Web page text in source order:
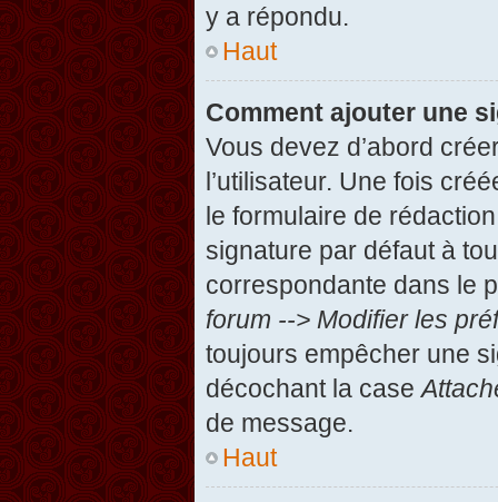
y a répondu.
Haut
Comment ajouter une
Vous devez d’abord
l’utilisateur. Une fois
le formulaire de
signature par défaut à
correspondante dans le
forum --> Modifier les
toujours empêcher une
décochant la case
de message.
Haut